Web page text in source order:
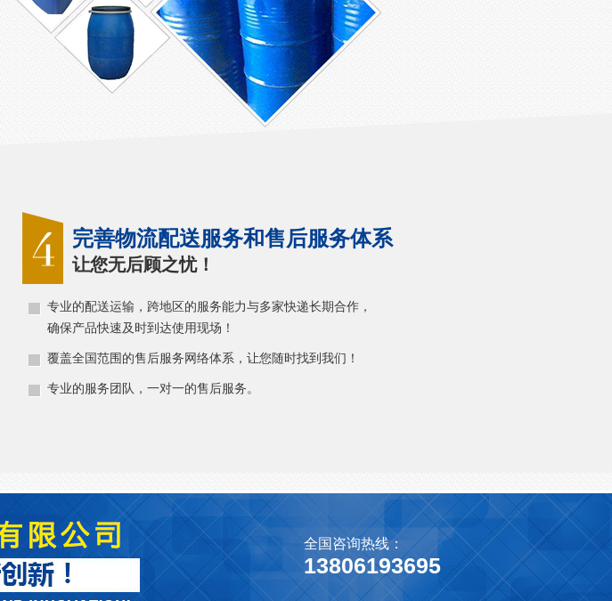
完善物流配送服务和售后服务体系
让您无后顾之忧！
专业的配送运输，跨地区的服务能力与多家快递长期合作，
确保产品快速及时到达使用现场！
覆盖全国范围的售后服务网络体系，让您随时找到我们！
专业的服务团队，一对一的售后服务。
全国咨询热线：
13806193695